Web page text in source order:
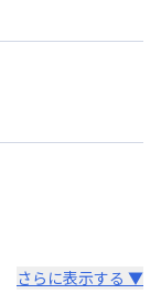
さらに表示する ▼